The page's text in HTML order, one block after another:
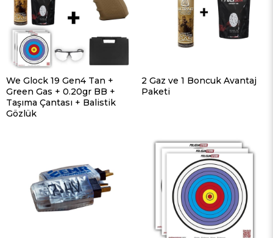
We Glock 19 Gen4 Tan +
Green Gas + 0.20gr BB +
Taşıma Çantası + Balistik
Gözlük
2 Gaz ve 1 Boncuk Avantaj
Paketi